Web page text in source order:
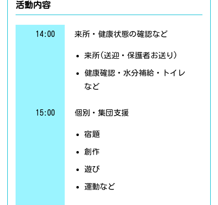
活動内容
14:00 来所・健康状態の確認など
来所(送迎・保護者お送り)
健康確認・水分補給・トイレ
など
15:00 個別・集団支援
宿題
創作
遊び
運動など